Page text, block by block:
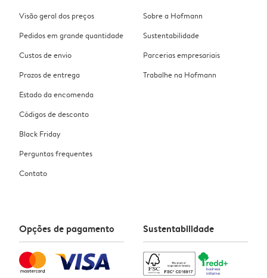
Visão geral dos preços
Pedidos em grande quantidade
Custos de envio
Prazos de entrega
Estado da encomenda
Códigos de desconto
Black Friday
Perguntas frequentes
Contato
Sobre a Hofmann
Sustentabilidade
Parcerias empresariais
Trabalhe na Hofmann
Opções de pagamento Sustentabilidade